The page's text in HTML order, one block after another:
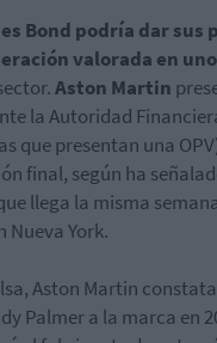
Bond podría dar sus
valorada en
Aston Martin
la Autoridad
que presentan una
final, según ha
llega la misma
Nueva York.
Aston Martin
Palmer a la marca en